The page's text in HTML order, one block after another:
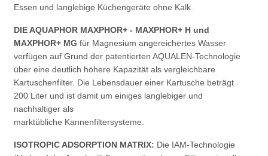
Essen und langlebige Küchengeräte ohne Kalk.
DIE AQUAPHOR MAXPHOR+ - MAXPHOR+ H und
MAXPHOR+ MGfür Magnesium angereichertes Wasser
verfügen auf Grund der patentierten AQUALEN-Technologie
über eine deutlich höhere Kapazität als vergleichbare
Kartuschenfilter. Die Lebensdauer einer Kartusche beträgt
200 Liter und ist damit um einiges langlebiger und
nachhaltiger als
marktübliche Kannenfiltersysteme.
ISOTROPIC ADSORPTION MATRIX: Die IAM-Technologie